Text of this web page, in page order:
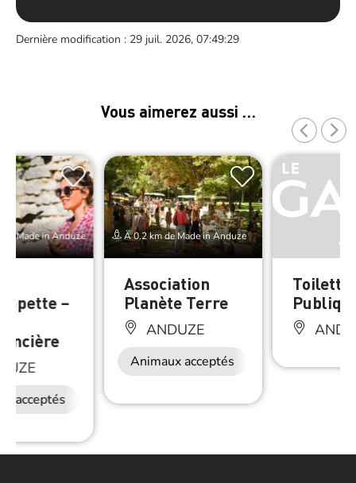
Dernière modification : 29 juil. 2026, 07:49:29
Vous aimerez aussi …
Made in Anduze
–
acceptés
À 0.2 km de Made in Anduze
Association
Planète Terre
ANDUZE
Animaux acceptés